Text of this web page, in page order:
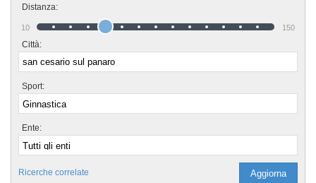
Distanza:
10 150
Città:
Sport:
Ente:
Ricerche correlate